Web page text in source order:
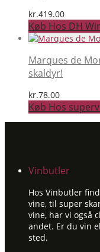
kr.419.00
Køb Hos DH
Marques de
skaldyr!
kr.78.00
Køb Hos
Vinbutler
Hos Vinbutler
vine, til super
vine, har vi også
andet. Er du vin
sted.